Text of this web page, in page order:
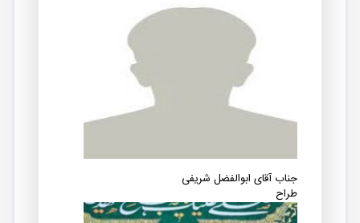
جناب آقای ابوالفضل شریفی
طراح